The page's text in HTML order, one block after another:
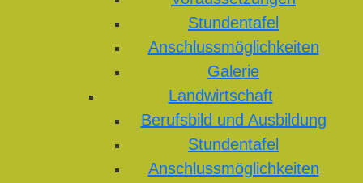
Stundentafel
Anschlussmöglichkeiten
Galerie
Landwirtschaft
Berufsbild und Ausbildung
Stundentafel
Anschlussmöglichkeiten